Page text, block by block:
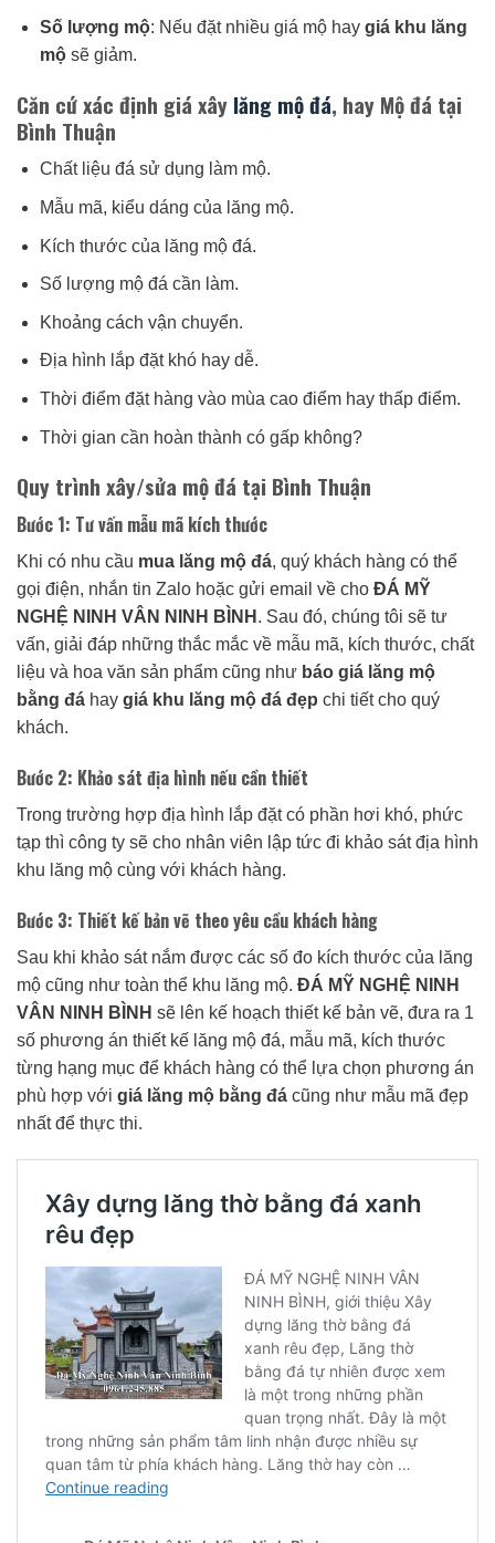
Số lượng mộ: Nếu đặt nhiều giá mộ hay giá khu lăng
mộsẽ giảm.
Căn cứ xác định giá xây lăng mộ đá, hay Mộ đá tại
Bình Thuận
Chất liệu đá sử dụng làm mộ.
Mẫu mã, kiểu dáng của lăng mộ.
Kích thước của lăng mộ đá.
Số lượng mộ đá cần làm.
Khoảng cách vận chuyển.
Địa hình lắp đặt khó hay dễ.
Thời điểm đặt hàng vào mùa cao điểm hay thấp điểm.
Thời gian cần hoàn thành có gấp không?
Quy trình xây/sửa mộ đá tại Bình Thuận
Bước 1: Tư vấn mẫu mã kích thước
Khi có nhu cầu mua lăng mộ đá, quý khách hàng có thể
gọi điện, nhắn tin Zalo hoặc gửi email về cho ĐÁ MỸ
NGHỆ NINH VÂN NINH BÌNH . Sau đó, chúng tôi sẽ tư
vấn, giải đáp những thắc mắc về mẫu mã, kích thước, chất
liệu và hoa văn sản phẩm cũng như báo giá lăng mộ
bằng đá hay giá khu lăng mộ đá đẹp chi tiết cho quý
khách.
Bước 2: Khảo sát địa hình nếu cần thiết
Trong trường hợp địa hình lắp đặt có phần hơi khó, phức
tạp thì công ty sẽ cho nhân viên lập tức đi khảo sát địa hình
khu lăng mộ cùng với khách hàng.
Bước 3: Thiết kế bản vẽ theo yêu cầu khách hàng
Sau khi khảo sát nắm được các số đo kích thước của lăng
mộ cũng như toàn thể khu lăng mộ. ĐÁ MỸ NGHỆ NINH
VÂN NINH BÌNH sẽ lên kế hoạch thiết kế bản vẽ, đưa ra 1
số phương án thiết kế lăng mộ đá, mẫu mã, kích thước
từng hạng mục để khách hàng có thể lựa chọn phương án
phù hợp với giá lăng mộ bằng đá cũng như mẫu mã đẹp
nhất để thực thi.